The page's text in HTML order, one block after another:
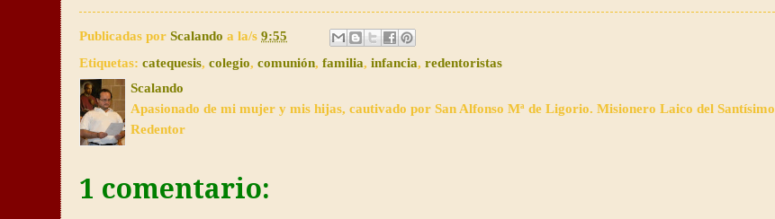
Publicadas por Scalando a la/s 9:55
Etiquetas: catequesis, colegio, comunión, familia, infancia, redentoristas
Scalando
Apasionado de mi mujer y mis hijas, cautivado por San Alfonso Mª de Ligorio. Misionero Laico del Santísimo
Redentor
1 comentario: